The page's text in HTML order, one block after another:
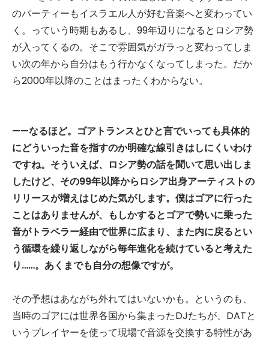
のパーティーもイスラエル人が好む音楽へと変わってい
く。っていう時期もあるし、99年辺りになるとロシア勢
が入ってくるの。そこで雰囲気がガラっと変わってしま
い次の年から自分はもう行かなくなってしまった。だか
ら2000年以降のことはまったくわからない。
——なるほど。ゴアトランスとひと言でいっても具体的
にどういった音を指すのか明確な線引きはしにくいわけ
ですね。そういえば、ロシア勢の話を聞いて思い出しま
したけど、その99年以降からロシア出身アーティストの
リリースが増えはじめた気がします。僕はゴアに行った
ことはありませんが、もしかするとゴアで勢いに乗った
音がトラベラー経由で世界に広まり、また内に戻るとい
う循環を繰り返しながら毎年進化を続けていると考えた
り……。あくまでも自分の想像ですが。
その予想はあながち外れてはいないかも。というのも、
当時のゴアには世界各国から集まったDJたちが、DATと
いうプレイヤーを使って現場で音源を交換する特性があ